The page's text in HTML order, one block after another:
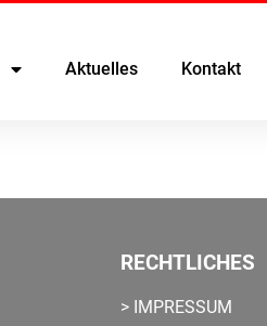
Aktuelles Kontakt
RECHTLICHES
> IMPRESSUM